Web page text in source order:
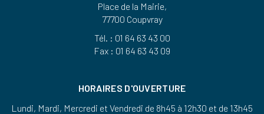
Place de la Mairie,
77700 Coupvray
Tél. : 01 64 63 43 00
Fax : 01 64 63 43 09
HORAIRES D'OUVERTURE
Lundi, Mardi, Mercredi et Vendredi de 8h45 à 12h30 et de 13h45